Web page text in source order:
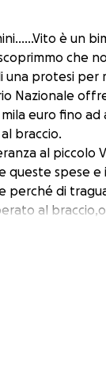
è un
che
protesi per
Nazionale
euro fino ad
braccio.
al piccolo
spese e
perché di
al
all aiuto del